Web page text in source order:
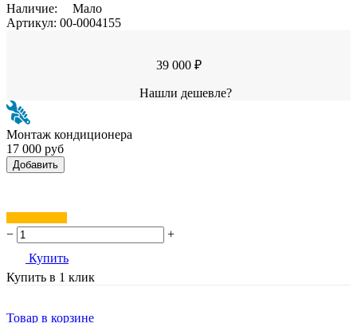
Наличие:
Мало
Артикул: 00-0004155
39 000 ₽
Нашли дешевле?
Монтаж кондиционера
17 000 руб
Добавить
−
+
Купить
Купить в 1 клик
Товар в корзине